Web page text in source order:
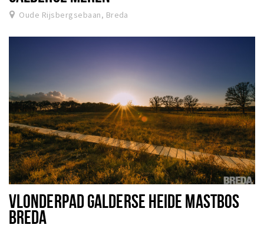
Oude Rijsbergsebaan, Breda
VLONDERPAD GALDERSE HEIDE MASTBOS
BREDA